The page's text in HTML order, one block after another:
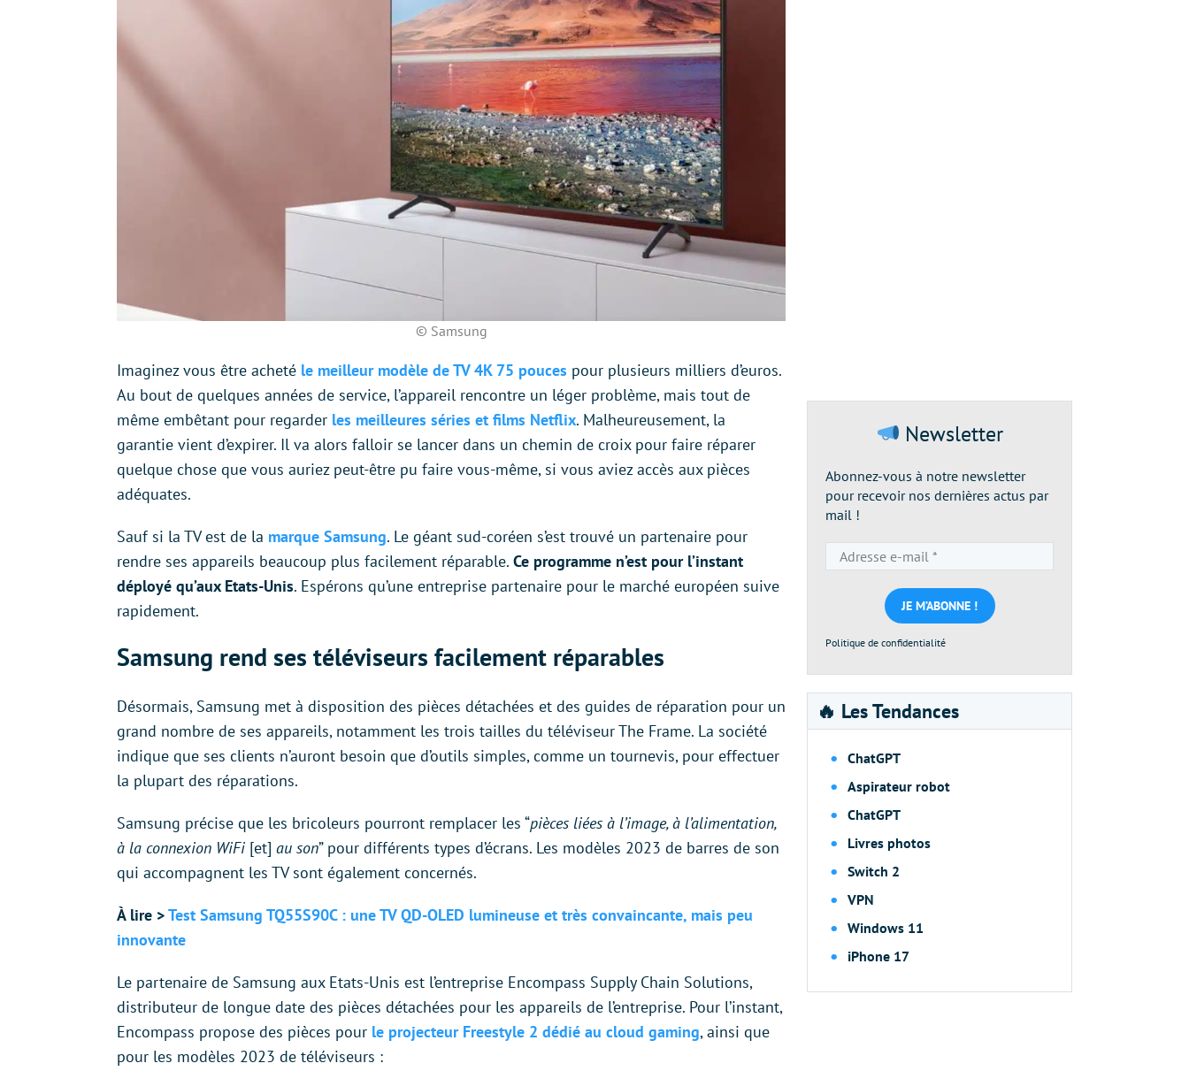
© Samsung
Imaginez vous être acheté le meilleur modèle de TV 4K 75 pouces pour plusieurs milliers d’euros.
Au bout de quelques années de service, l’appareil rencontre un léger problème, mais tout de
même embêtant pour regarder les meilleures séries et films Netflix. Malheureusement, la
garantie vient d’expirer. Il va alors falloir se lancer dans un chemin de croix pour faire réparer
quelque chose que vous auriez peut-être pu faire vous-même, si vous aviez accès aux pièces
adéquates.
Sauf si la TV est de la marque Samsung. Le géant sud-coréen s’est trouvé un partenaire pour
rendre ses appareils beaucoup plus facilement réparable. Ce programme n’est pour l’instant
déployé qu’aux Etats-Unis. Espérons qu’une entreprise partenaire pour le marché européen suive
rapidement.
Samsung rend ses téléviseurs facilement réparables
Désormais, Samsung met à disposition des pièces détachées et des guides de réparation pour un
grand nombre de ses appareils, notamment les trois tailles du téléviseur The Frame. La société
indique que ses clients n’auront besoin que d’outils simples, comme un tournevis, pour effectuer
la plupart des réparations.
Samsung précise que les bricoleurs pourront remplacer les “pièces liées à l’image, à l’alimentation,
à la connexion WiFi [et] au son” pour différents types d’écrans. Les modèles 2023 de barres de son
qui accompagnent les TV sont également concernés.
À lire >Test Samsung TQ55S90C : une TV QD-OLED lumineuse et très convaincante, mais peu
innovante
Le partenaire de Samsung aux Etats-Unis est l’entreprise Encompass Supply Chain Solutions,
distributeur de longue date des pièces détachées pour les appareils de l’entreprise. Pour l’instant,
Encompass propose des pièces pour le projecteur Freestyle 2 dédié au cloud gaming, ainsi que
pour les modèles 2023 de téléviseurs :
Newsletter
Abonnez-vous à notre newsletter
pour recevoir nos dernières actus par
mail !
e-
mail
*
Politique de confidentialité
🔥 Les Tendances
ChatGPT
Aspirateur robot
ChatGPT
Livres photos
Switch 2
VPN
Windows 11
iPhone 17